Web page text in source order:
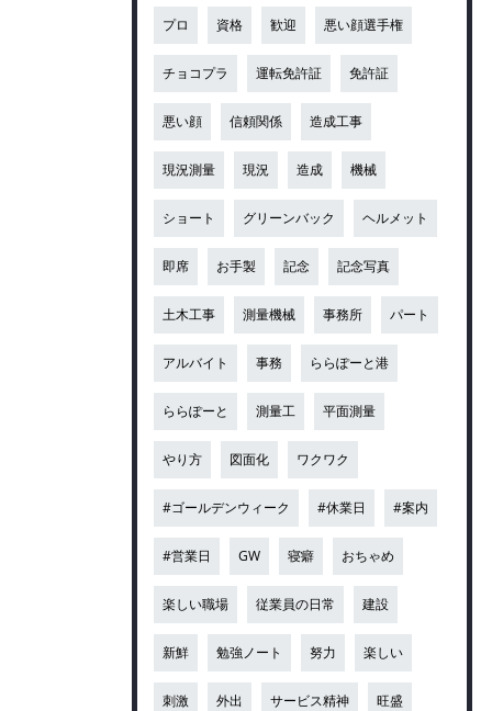
プロ 資格 歓迎 悪い顔選手権
チョコプラ 運転免許証 免許証
悪い顔 信頼関係 造成工事
現況測量 現況 造成 機械
ショート グリーンバック ヘルメット
即席 お手製 記念 記念写真
土木工事 測量機械 事務所 パート
アルバイト 事務 ららぽーと港
ららぽーと 測量工 平面測量
やり方 図面化 ワクワク
#ゴールデンウィーク #休業日 #案内
#営業日 GW 寝癖 おちゃめ
楽しい職場 従業員の日常 建設
新鮮 勉強ノート 努力 楽しい
刺激 外出 サービス精神 旺盛